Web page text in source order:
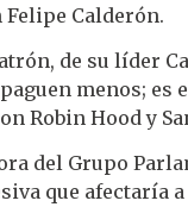
Calderón.
de su líder
menos;
Robin Hood y
del Grupo
que afectaría